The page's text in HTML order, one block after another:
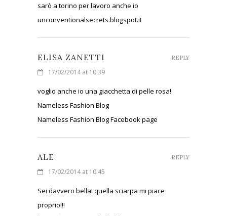
sarò a torino per lavoro anche io
unconventionalsecrets.blogspot.it
ELISA ZANETTI
17/02/2014 at 10:39
voglio anche io una giacchetta di pelle rosa!
Nameless Fashion Blog
Nameless Fashion Blog Facebook page
REPLY
ALE
17/02/2014 at 10:45
Sei davvero bella! quella sciarpa mi piace
proprio!!!
REPLY